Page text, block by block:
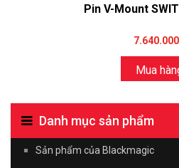
Pin V-Mount
Mua
Danh mục sản phẩm
Sản phẩm của Blackmagic